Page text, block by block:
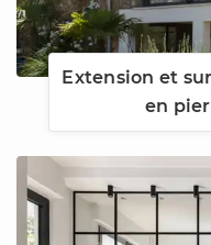
Extension et
en